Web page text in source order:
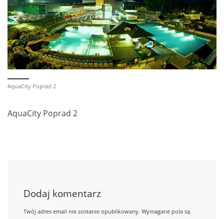
AquaCity Poprad 2
AquaCity Poprad 2
Dodaj komentarz
Twój adres email nie zostanie opublikowany. Wymagane pola są